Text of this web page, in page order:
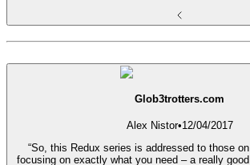
Glob3trotters.com
Alex Nistor•12/04/2017
“So, this Redux series is addressed to those
focusing on exactly what you need – a really